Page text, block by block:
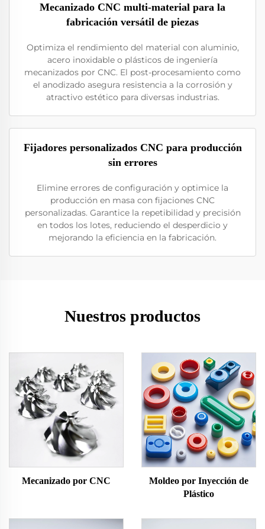
Mecanizado CNC multi-material para la
fabricación versátil de piezas
Optimiza el rendimiento del material con aluminio,
acero inoxidable o plásticos de ingeniería
mecanizados por CNC. El post-procesamiento como
el anodizado asegura resistencia a la corrosión y
atractivo estético para diversas industrias.
Fijadores personalizados CNC para producción
sin errores
Elimine errores de configuración y optimice la
producción en masa con fijaciones CNC
personalizadas. Garantice la repetibilidad y precisión
en todos los lotes, reduciendo el desperdicio y
mejorando la eficiencia en la fabricación.
Nuestros productos
Mecanizado por CNC
Moldeo por Inyección de
Plástico